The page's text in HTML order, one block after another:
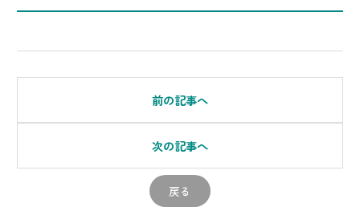
前の記事へ
戻る
次の記事へ